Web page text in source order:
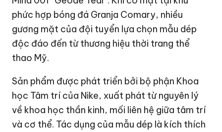
phức hợp bóng đá Granja Comary, nhiều
gương mặt của đội tuyển lựa chọn mẫu dép
độc đáo đến từ thương hiệu thời trang thể
thao Mỹ.
Sản phẩm được phát triển bởi bộ phận Khoa
học Tâm trí của Nike, xuất phát từ nguyên lý
về khoa học thần kinh, mối liên hệ giữa tâm trí
và cơ thể. Tác dụng của mẫu dép là kích thích